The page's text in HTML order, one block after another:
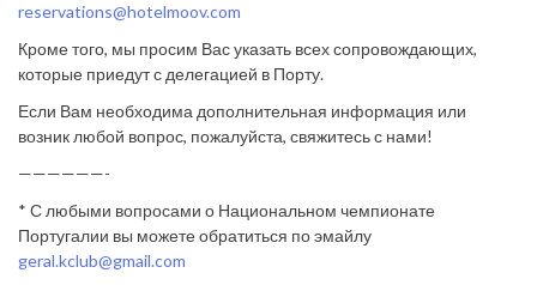
reservations@hotelmoov.com
Кроме того, мы просим Вас указать всех сопровождающих,
которые приедут с делегацией в Порту.
Если Вам необходима дополнительная информация или
возник любой вопрос, пожалуйста, свяжитесь с нами!
——————-
* С любыми вопросами о Национальном чемпионате
Португалии вы можете обратиться по эмайлу
geral.kclub@gmail.com